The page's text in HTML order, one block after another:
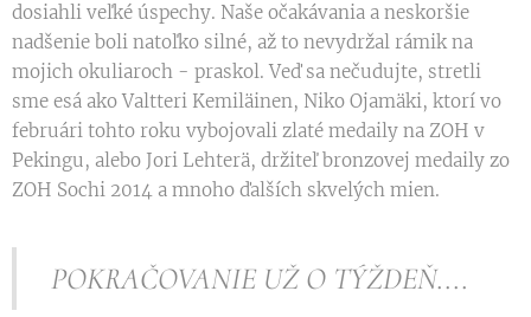
dosiahli veľké úspechy. Naše očakávania a neskoršie
nadšenie boli natoľko silné, až to nevydržal rámik na
mojich okuliaroch - praskol. Veď sa nečudujte, stretli
sme esá ako Valtteri Kemiläinen, Niko Ojamäki, ktorí vo
februári tohto roku vybojovali zlaté medaily na ZOH v
Pekingu, alebo Jori Lehterä, držiteľ bronzovej medaily zo
ZOH Sochi 2014 a mnoho ďalších skvelých mien.
POKRAČOVANIE UŽ O TÝŽDEŇ....